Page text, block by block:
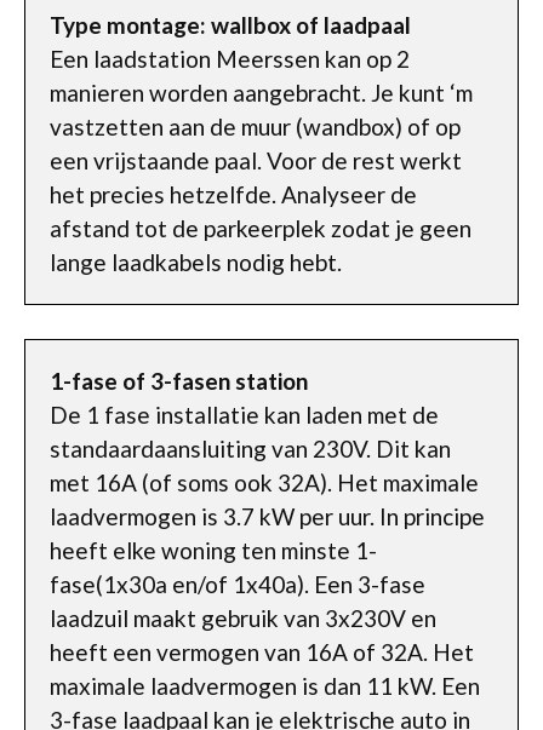
Type montage: wallbox of laadpaal
Een laadstation Meerssen kan op 2
manieren worden aangebracht. Je kunt ‘m
vastzetten aan de muur (wandbox) of op
een vrijstaande paal. Voor de rest werkt
het precies hetzelfde. Analyseer de
afstand tot de parkeerplek zodat je geen
lange laadkabels nodig hebt.
1-fase of 3-fasen station
De 1 fase installatie kan laden met de
standaardaansluiting van 230V. Dit kan
met 16A (of soms ook 32A). Het maximale
laadvermogen is 3.7 kW per uur. In principe
heeft elke woning ten minste 1-
fase(1x30a en/of 1x40a). Een 3-fase
laadzuil maakt gebruik van 3x230V en
heeft een vermogen van 16A of 32A. Het
maximale laadvermogen is dan 11 kW. Een
3-fase laadpaal kan je elektrische auto in